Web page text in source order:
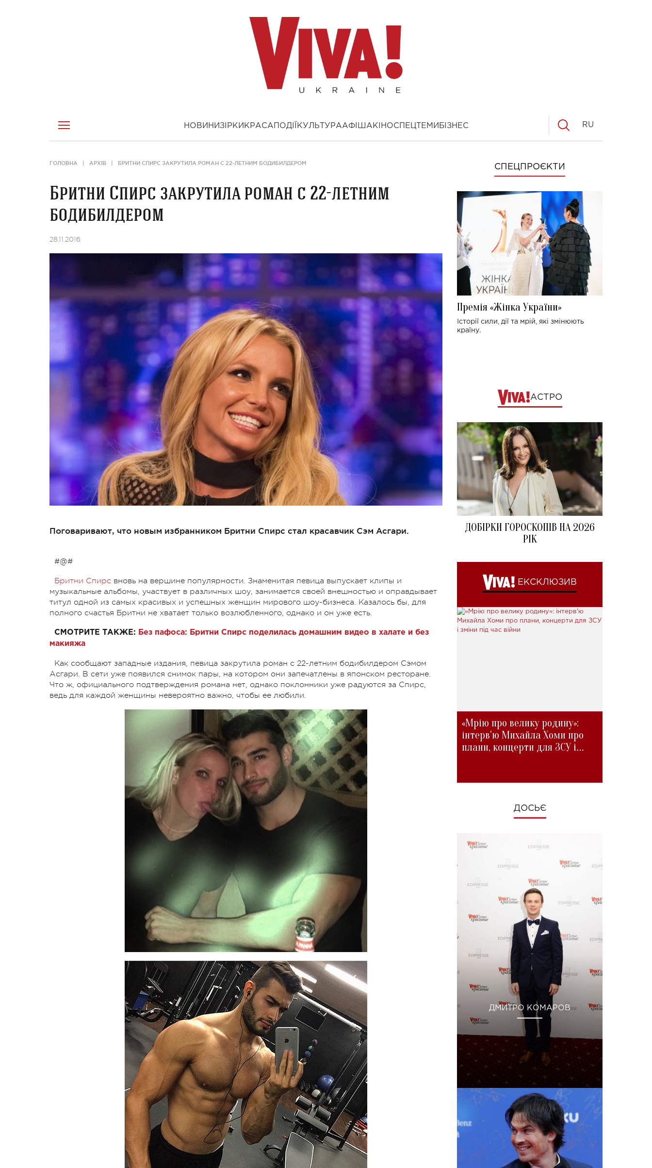
НОВИНИ ЗІРКИ КРАСА ПОДІЇ КУЛЬТУРААФІША КІНОСПЕЦТЕМИ БІЗНЕС RU
ГОЛОВНА АРХІВ БРИТНИ СПИРС ЗАКРУТИЛА РОМАН С 22-ЛЕТНИМ БОДИБИЛДЕРОМ
Бритни Спирс закрутила роман с 22-летним
бодибилдером
28.11.2016
Поговаривают, что новым избранником Бритни Спирс стал красавчик Сэм Асгари.
#@#
Бритни Спирс вновь на вершине популярности. Знаменитая певица выпускает клипы и
музыкальные альбомы, участвует в различных шоу, занимается своей внешностью и оправдывает
титул одной из самых красивых и успешных женщин мирового шоу-бизнеса. Казалось бы, для
полного счастья Бритни не хватает только возлюбленного, однако и он уже есть.
СМОТРИТЕ ТАКЖЕ: Без пафоса: Бритни Спирс поделилась домашним видео в халате и без
макияжа
Как сообщают западные издания, певица закрутила роман с 22-летним бодибилдером Сэмом
Асгари. В сети уже появился снимок пары, на котором они запечатлены в японском ресторане.
Что ж, официального подтверждения романа нет, однако поклонники уже радуются за Спирс,
ведь для каждой женщины невероятно важно, чтобы ее любили.
СПЕЦПРОЄКТИ
Премія «Жінка України»
Історії сили, дії та мрій, які змінюють
країну.
АСТРО
ДОБІРКИ ГОРОСКОПІВ НА 2026
РІК
ЕКСКЛЮЗИВ
«Мрію про велику родину»:
інтерв'ю Михайла Хоми про
плани, концерти для ЗСУ і
ДОСЬЄ
ДМИТРО КОМАРОВ